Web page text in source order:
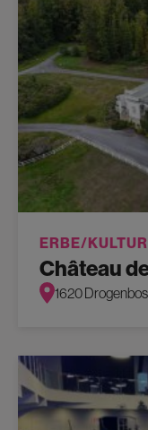
ERBE/
Château
1620 Drogenbos